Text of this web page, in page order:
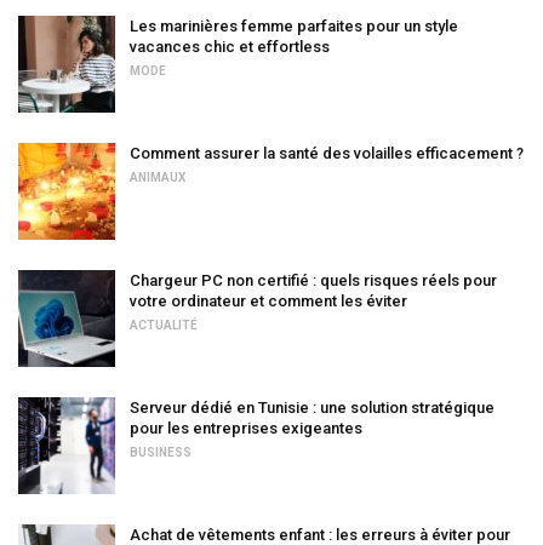
Les marinières femme parfaites pour un style
vacances chic et effortless
MODE
Comment assurer la santé des volailles efficacement ?
ANIMAUX
Chargeur PC non certifié : quels risques réels pour
votre ordinateur et comment les éviter
ACTUALITÉ
Serveur dédié en Tunisie : une solution stratégique
pour les entreprises exigeantes
BUSINESS
Achat de vêtements enfant : les erreurs à éviter pour